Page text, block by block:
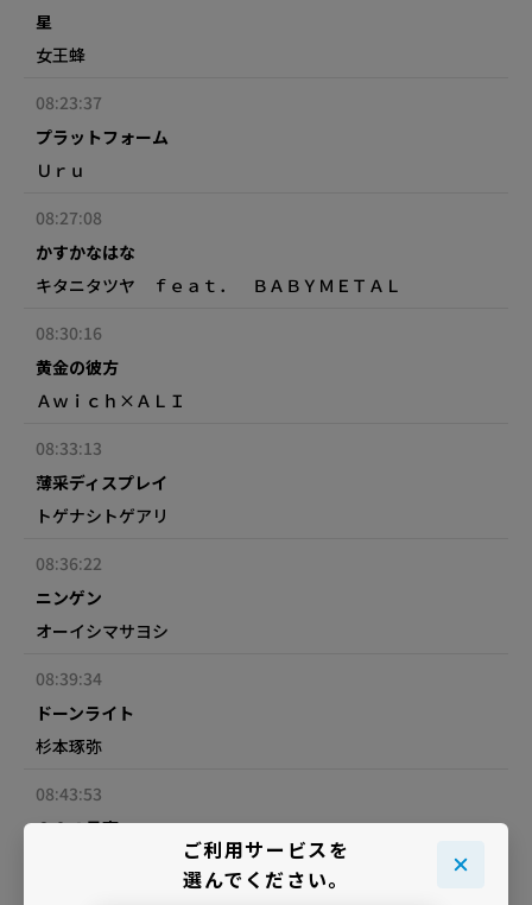
星
女王蜂
08:23:37
プラットフォーム
Ｕｒｕ
08:27:08
かすかなはな
キタニタツヤ ｆｅａｔ． ＢＡＢＹＭＥＴＡＬ
08:30:16
黄金の彼方
Ａｗｉｃｈ×ＡＬＩ
08:33:13
薄采ディスプレイ
トゲナシトゲアリ
08:36:22
ニンゲン
オーイシマサヨシ
08:39:34
ドーンライト
杉本琢弥
08:43:53
２０４号室
ご利用サービスを
選んでください。